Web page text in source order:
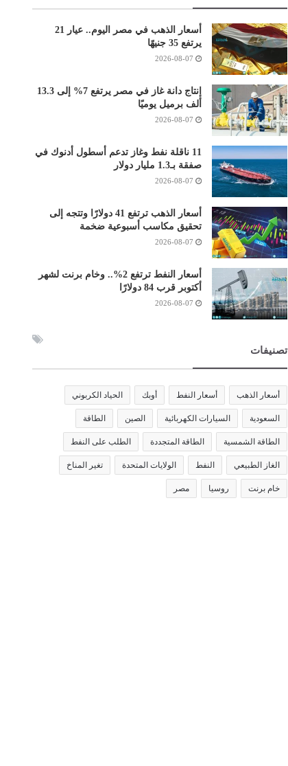
أسعار الذهب في مصر اليوم.. عيار 21
يرتفع 35 جنيهًا
2026-08-07
إنتاج دانة غاز في مصر يرتفع 7% إلى 13.3
ألف برميل يوميًا
2026-08-07
11 ناقلة نفط وغاز تدعم أسطول أدنوك في
صفقة بـ1.3 مليار دولار
2026-08-07
أسعار الذهب ترتفع 41 دولارًا وتتجه إلى
تحقيق مكاسب أسبوعية ضخمة
2026-08-07
أسعار النفط ترتفع 2%.. وخام برنت لشهر
أكتوبر قرب 84 دولارًا
2026-08-07
تصنيفات
أسعار الذهب أسعار النفط أوبك الحياد الكربوني
السعودية السيارات الكهربائية الصين الطاقة
الطاقة الشمسية الطاقة المتجددة الطلب على النفط
الغاز الطبيعي النفط الولايات المتحدة تغير المناخ
خام برنت روسيا مصر